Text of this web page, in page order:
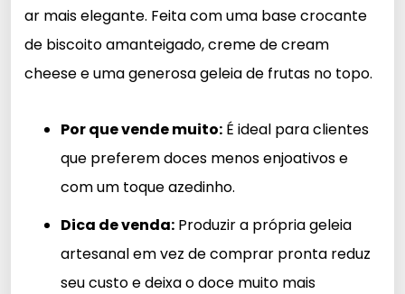
ar mais elegante. Feita com uma base crocante
de biscoito amanteigado, creme de cream
cheese e uma generosa geleia de frutas no topo.
Por que vende muito: É ideal para clientes
que preferem doces menos enjoativos e
com um toque azedinho.
Dica de venda: Produzir a própria geleia
artesanal em vez de comprar pronta reduz
seu custo e deixa o doce muito mais